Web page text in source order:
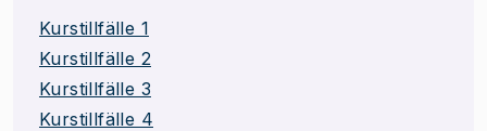
Kurstillfälle 1
Kurstillfälle 2
Kurstillfälle 3
Kurstillfälle 4